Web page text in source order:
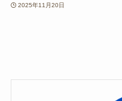
2025年11月20日